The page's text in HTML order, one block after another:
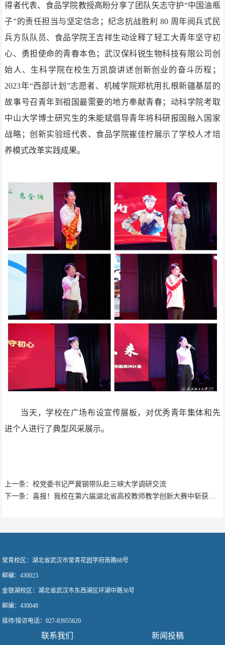
得者代表、食品学院教授高盼分享了团队矢志守护“中国油瓶
子”的责任担当与坚定信念；纪念抗战胜利 80 周年阅兵式民
兵方队队员、食品学院王吉祥生动诠释了轻工大青年坚守初
心、勇担使命的青春本色；武汉保科锐生物科技有限公司创
始人、生科学院在校生万凯旋讲述创新创业的奋斗历程；
2023年“西部计划”志愿者、机械学院郑杭用扎根新疆基层的
故事号召青年到祖国最需要的地方奉献青春；动科学院考取
中山大学博士研究生的朱能斌倡导青年将科研报国融入国家
战略；创新实验班代表、食品学院崔佳柠展示了学校人才培
养模式改革实践成果。
当天，学校在广场布设宣传展板，对优秀青年集体和先
进个人进行了典型风采展示。
上一条：校党委书记严冀钢带队赴三峡大学调研交流
常青校区：湖北省武汉市常青花园学府南路68号
邮编：430023
金银湖校区：湖北省武汉市东西湖区环湖中路36号
邮编：430048
接待/接访电话：027-83955620
联系我们 新闻投稿